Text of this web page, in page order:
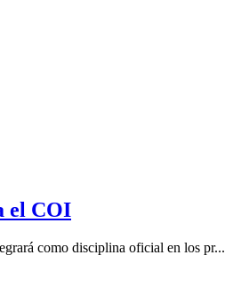
el COI
como disciplina oficial en los pr...